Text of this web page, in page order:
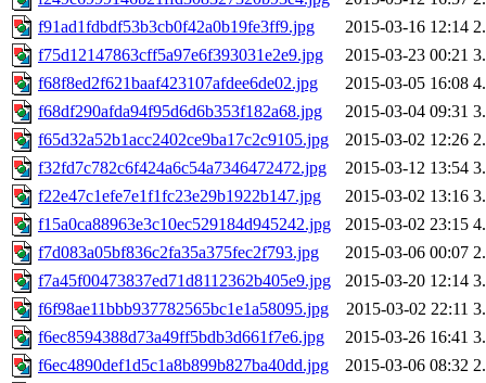
f91ad1fdbdf53b3cb0f42a0b19fe3ff9.jpg
2015-03-16 12:14
f75d12147863cff5a97e6f393031e2e9.jpg
2015-03-23 00:21
f68f8ed2f621baaf423107afdee6de02.jpg
2015-03-05 16:08
f68df290afda94f95d6d6b353f182a68.jpg
2015-03-04 09:31
f65d32a52b1acc2402ce9ba17c2c9105.jpg
2015-03-02 12:26
f32fd7c782c6f424a6c54a7346472472.jpg
2015-03-12 13:54
f22e47c1efe7e1f1fc23e29b1922b147.jpg
2015-03-02 13:16
f15a0ca88963e3c10ec529184d945242.jpg
2015-03-02 23:15
f7d083a05bf836c2fa35a375fec2f793.jpg
2015-03-06 00:07
f7a45f00473837ed71d8112362b405e9.jpg
2015-03-20 12:14
f6f98ae11bbb937782565bc1e1a58095.jpg
2015-03-02 22:11
f6ec8594388d73a49ff5bdb3d661f7e6.jpg
2015-03-26 16:41
f6ec4890def1d5c1a8b899b827ba40dd.jpg
2015-03-06 08:32